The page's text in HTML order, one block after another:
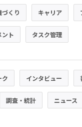
づくり キャリア
ント タスク管理
ク インタビュー
調査・統計 ニュース